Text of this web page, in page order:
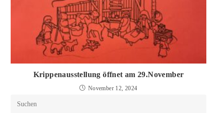
Krippenausstellung öffnet am 29.November
November 12, 2024